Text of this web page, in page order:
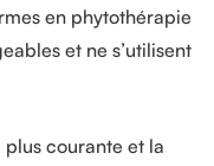
en phytothérapie
et ne s’utilisent
courante et la